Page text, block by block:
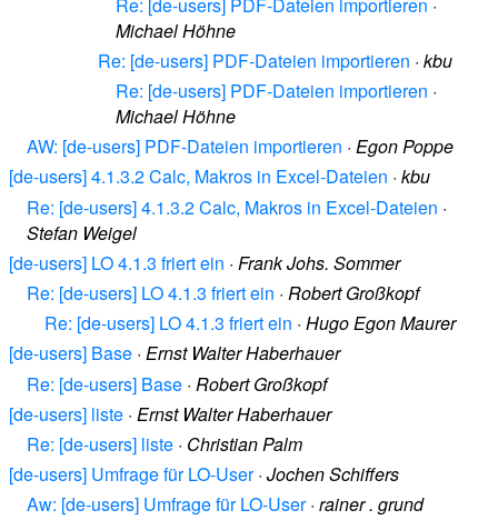
Michael Höhne
Re: [de-users] PDF-Dateien importieren · kbu
Re: [de-users] PDF-Dateien importieren ·
Michael Höhne
AW: [de-users] PDF-Dateien importieren · Egon Poppe
[de-users] 4.1.3.2 Calc, Makros in Excel-Dateien · kbu
Re: [de-users] 4.1.3.2 Calc, Makros in Excel-Dateien ·
Stefan Weigel
[de-users] LO 4.1.3 friert ein · Frank Johs. Sommer
Re: [de-users] LO 4.1.3 friert ein · Robert Großkopf
Re: [de-users] LO 4.1.3 friert ein · Hugo Egon Maurer
[de-users] Base · Ernst Walter Haberhauer
Re: [de-users] Base · Robert Großkopf
[de-users] liste · Ernst Walter Haberhauer
Re: [de-users] liste · Christian Palm
[de-users] Umfrage für LO-User· Jochen Schiffers
Aw: [de-users] Umfrage für LO-User· rainer . grund